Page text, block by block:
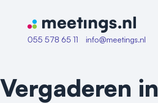
Naar home van Meetings
055 578 65 11
info@meetings.nl
Vergaderen in